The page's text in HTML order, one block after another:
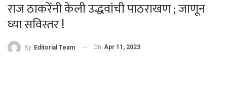
राज ठाकरेंनी केली उद्धवांची पाठराखण ; जाणून
घ्या सविस्तर !
By Editorial Team On Apr 11, 2023